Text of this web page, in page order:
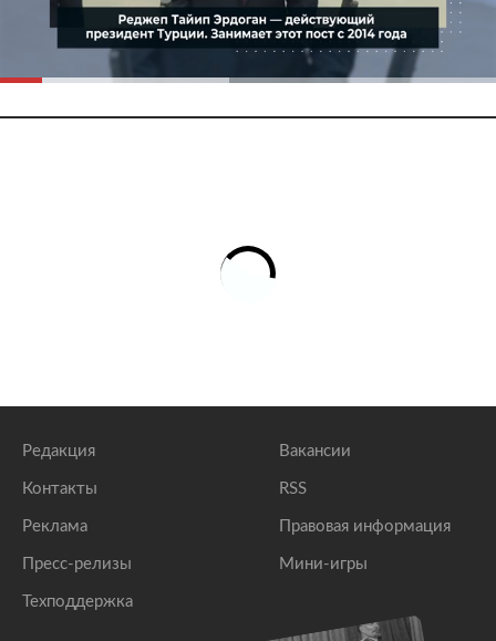
Редакция
Контакты
Реклама
Пресс-релизы
Техподдержка
Вакансии
RSS
Правовая информация
Мини-игры